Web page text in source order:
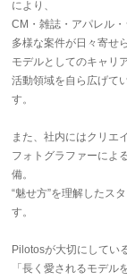
により、
CM・雑誌・アパレル
多様な案件が日々寄せ
モデルとしてのキャリ
活動領域を自ら広げて
す。
また、社内にはクリエ
フォトグラファーによ
備。
“魅せ方”を理解したス
す。
Pilotosが大切にしてい
「長く愛されるモデル